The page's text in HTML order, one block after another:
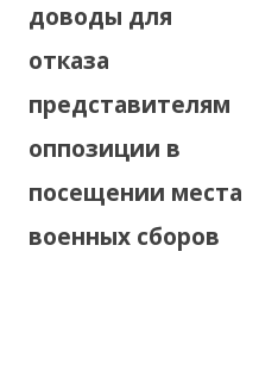
доводы для
отказа
представителям
оппозиции в
посещении места
военных сборов